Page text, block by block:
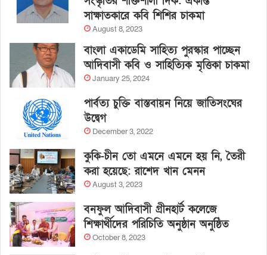
সাক্ষাতকারে কবি শিশির চাকমা
August 8, 2023
বাংলা একাডেমি সাহিত্য পুরস্কার পাচ্ছেন
আদিবাসী কবি ও সাহিত্যিক মৃত্তিকা চাকমা
January 25, 2024
পার্বত্য চুক্তি বাস্তবায়ন নিয়ে জাতিসংঘের
উদ্বেগ
December 3, 2022
কুকি-চীন তো এমনে এমনে হয় নি, তৈরী
করা হয়েছে: রাশেদ খান মেনন
August 3, 2023
বনফুল আদিবাসী গ্রীনহার্ট কলেজে
শিক্ষার্থীদের পরিচিতি অনুষ্ঠান অনুষ্ঠিত
October 8, 2023